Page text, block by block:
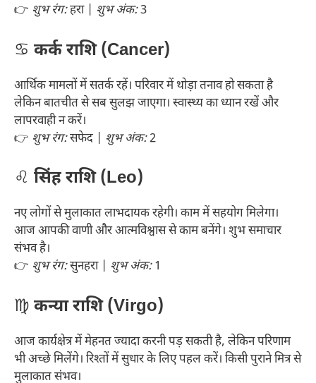
👉 शुभ रंग:हरा | शुभ अंक:3
♋ कर्क राशि (Cancer)
आर्थिक मामलों में सतर्क रहें। परिवार में थोड़ा तनाव हो सकता है
लेकिन बातचीत से सब सुलझ जाएगा। स्वास्थ्य का ध्यान रखें और
लापरवाही न करें।
👉 शुभ रंग:सफेद | शुभ अंक:2
♌ सिंह राशि (Leo)
नए लोगों से मुलाकात लाभदायक रहेगी। काम में सहयोग मिलेगा।
आज आपकी वाणी और आत्मविश्वास से काम बनेंगे। शुभ समाचार
संभव है।
👉 शुभ रंग:सुनहरा | शुभ अंक:1
♍ कन्या राशि (Virgo)
आज कार्यक्षेत्र में मेहनत ज्यादा करनी पड़ सकती है, लेकिन परिणाम
भी अच्छे मिलेंगे। रिश्तों में सुधार के लिए पहल करें। किसी पुराने मित्र से
मुलाकात संभव।